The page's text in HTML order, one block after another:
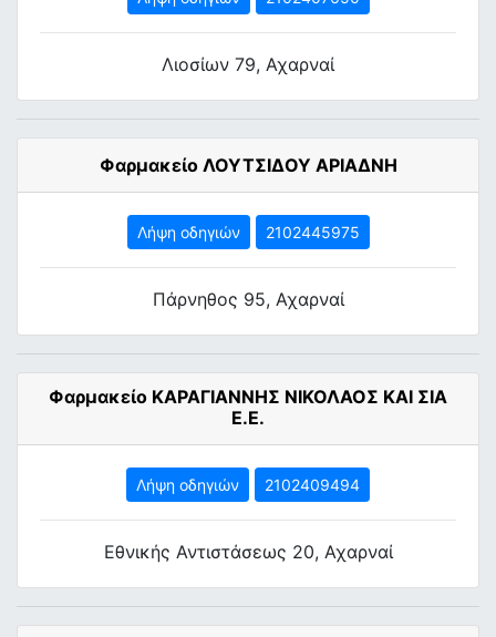
Λιοσίων 79, Αχαρναί
Φαρμακείο ΛΟΥΤΣΙΔΟΥ ΑΡΙΑΔΝΗ
Λήψη οδηγιών 2102445975
Πάρνηθος 95, Αχαρναί
Φαρμακείο ΚΑΡΑΓΙΑΝΝΗΣ ΝΙΚΟΛΑΟΣ ΚΑΙ ΣΙΑ
Ε.Ε.
Λήψη οδηγιών 2102409494
Εθνικής Αντιστάσεως 20, Αχαρναί